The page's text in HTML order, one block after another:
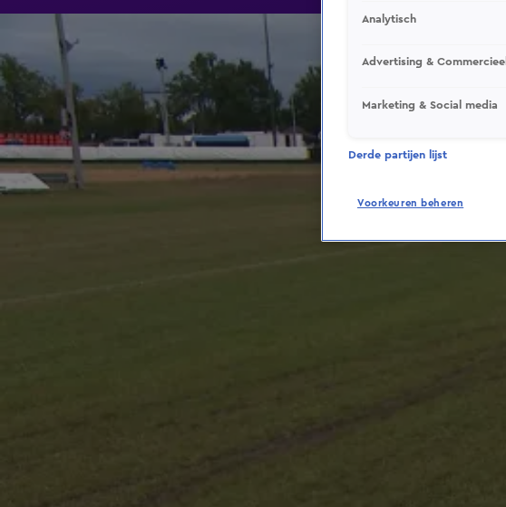
Analytisch
Advertising & Commercieel
Marketing & Social media
Derde partijen lijst
Voorkeuren beheren